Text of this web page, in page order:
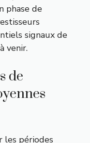
phase de
signaux de
venir.
de
les périodes